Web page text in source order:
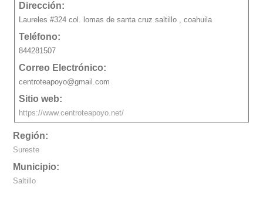
Dirección:
Laureles #324 col. lomas de santa cruz saltillo , coahuila
Teléfono:
844281507
Correo Electrónico:
centroteapoyo@gmail.com
Sitio web:
https://www.centroteapoyo.net/
Región:
Sureste
Municipio:
Saltillo